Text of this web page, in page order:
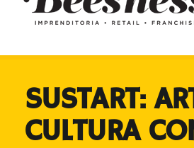
SUSTART:
CULTURA